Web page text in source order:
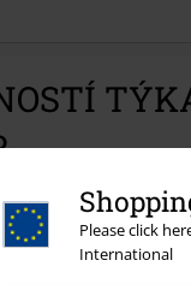
Please click
International
se kontroly při